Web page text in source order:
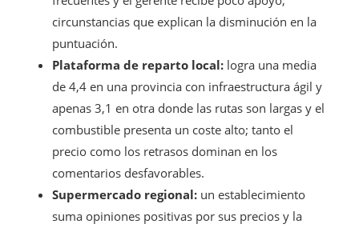
circunstancias que explican la disminución en la
puntuación.
Plataforma de reparto local: logra una media
de 4,4 en una provincia con infraestructura ágil y
apenas 3,1 en otra donde las rutas son largas y el
combustible presenta un coste alto; tanto el
precio como los retrasos dominan en los
comentarios desfavorables.
Supermercado regional: un establecimiento
suma opiniones positivas por sus precios y la